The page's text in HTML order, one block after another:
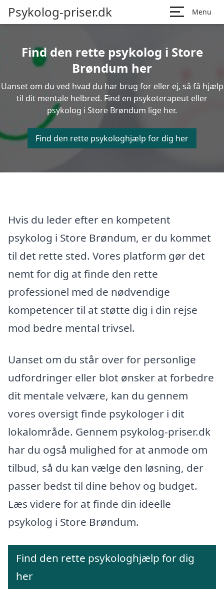
Psykolog-priser.dk Menu
Find den rette psykolog i Store
Brøndum her
Uanset om du ved hvad du har brug for eller ej, så få hjælp
til dit mentale helbred. Find en psykoterapeut eller
psykolog i Store Brøndum lige her.
Find den rette psykologhjælp for dig her
Hvis du leder efter en kompetent
psykolog i Store Brøndum, er du kommet
til det rette sted. Vores platform gør det
nemt for dig at finde den rette
professionel med de nødvendige
kompetencer til at støtte dig i din rejse
mod bedre mental trivsel.
Uanset om du står over for personlige
udfordringer eller blot ønsker at forbedre
dit mentale velvære, kan du gennem
vores oversigt finde psykologer i dit
lokalområde. Gennem psykolog-priser.dk
har du også mulighed for at anmode om
tilbud, så du kan vælge den løsning, der
passer bedst til dine behov og budget.
Læs videre for at finde din ideelle
psykolog i Store Brøndum.
Find den rette psykologhjælp for dig
her